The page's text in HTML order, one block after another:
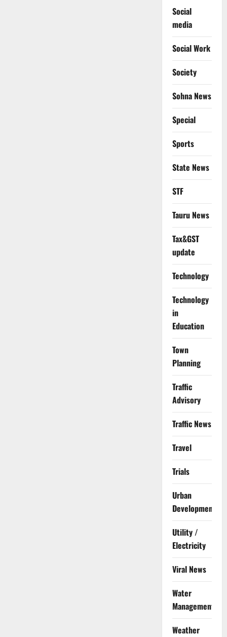
Social
media
Social Work
Society
Sohna News
Special
Sports
State News
STF
Tauru News
Tax&GST
update
Technology
Technology
in
Education
Town
Planning
Traffic
Advisory
Traffic News
Travel
Trials
Urban
Development
Utility /
Electricity
Viral News
Water
Management
Weather